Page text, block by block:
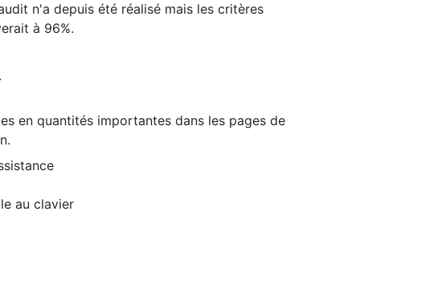
n'a depuis été réalisé mais les critères
à 96%.
en quantités importantes dans les pages de
au clavier